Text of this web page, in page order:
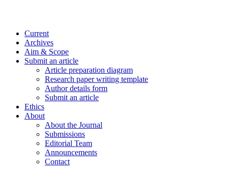
Current
Archives
Aim & Scope
Submit an article
Article preparation diagram
Research paper writing template
Author details form
Submit an article
Ethics
About
About the Journal
Submissions
Editorial Team
Announcements
Contact